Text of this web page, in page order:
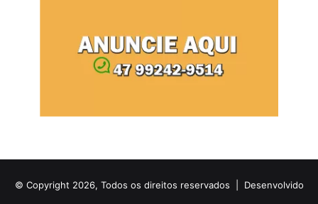
© Copyright 2026, Todos os direitos reservados | Desenvolvido